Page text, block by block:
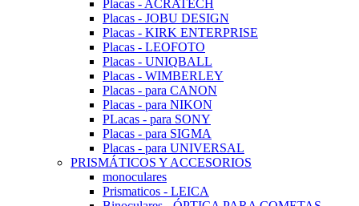
Placas - ACRATECH
Placas - JOBU DESIGN
Placas - KIRK ENTERPRISE
Placas - LEOFOTO
Placas - UNIQBALL
Placas - WIMBERLEY
Placas - para CANON
Placas - para NIKON
PLacas - para SONY
Placas - para SIGMA
Placas - para UNIVERSAL
PRISMÁTICOS Y ACCESORIOS
monoculares
Prismaticos - LEICA